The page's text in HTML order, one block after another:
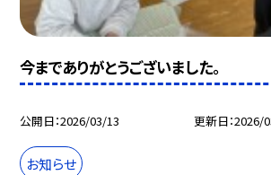
今までありがとうございました。
公開日 2026/03/13 更新日 2026/
お知らせ